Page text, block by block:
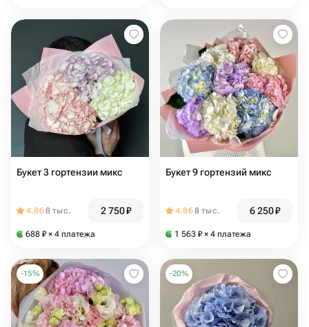
Букет 3 гортензии микс
4.868 тыс. 2 750₽
688 ₽ × 4 платежа
Букет 9 гортензий микс
4.868 тыс. 6 250₽
1 563 ₽ × 4 платежа
-15% -20%